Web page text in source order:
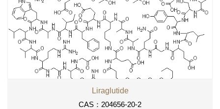
Liraglutide
CAS：204656-20-2